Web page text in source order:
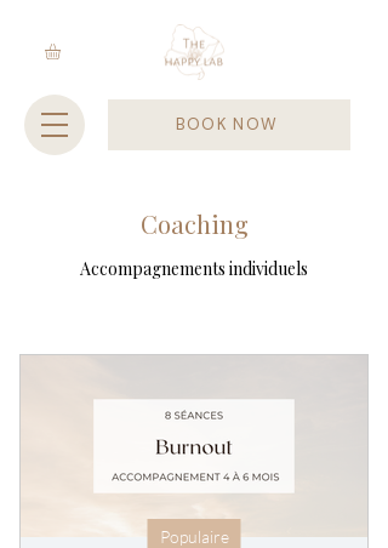
BOOK NOW
Coaching
Accompagnements individuels
Populaire